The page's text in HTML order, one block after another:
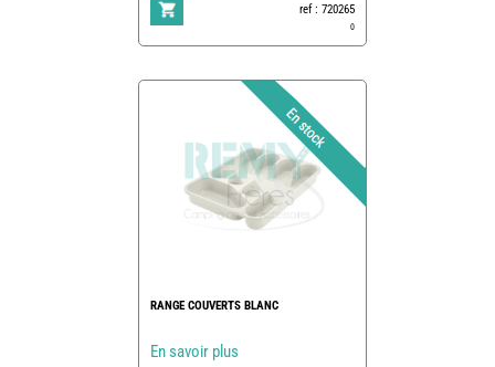
ref : 720265
0
RANGE COUVERTS BLANC
En savoir plus